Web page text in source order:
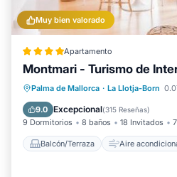
Muy bien valorado
Apartamento
Montmari - Turismo de
Palma de Mallorca · La Llotja-Born
9.0 Excepcional(315 Reseñas)
9 Dormitorios 8 baños 18 Invitados
Balcón/Terraza Aire
Balcón/Terraza
Aire
Internet
Apto para